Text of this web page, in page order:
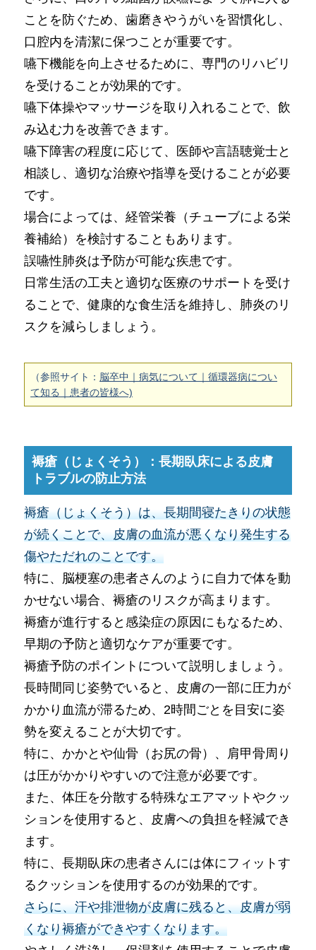
ことを防ぐため、歯磨きやうがいを習慣化し、
口腔内を清潔に保つことが重要です。
嚥下機能を向上させるために、専門のリハビリ
を受けることが効果的です。
嚥下体操やマッサージを取り入れることで、飲
み込む力を改善できます。
嚥下障害の程度に応じて、医師や言語聴覚士と
相談し、適切な治療や指導を受けることが必要
です。
場合によっては、経管栄養（チューブによる栄
養補給）を検討することもあります。
誤嚥性肺炎は予防が可能な疾患です。
日常生活の工夫と適切な医療のサポートを受け
ることで、健康的な食生活を維持し、肺炎のリ
スクを減らしましょう。
（参照サイト： 脳卒中｜病気について｜循環器病につい
て知る｜患者の皆様へ)
褥瘡（じょくそう）：長期臥床による皮膚
トラブルの防止方法
褥瘡（じょくそう）は、長期間寝たきりの状態
が続くことで、皮膚の血流が悪くなり発生する
傷やただれのことです。
特に、脳梗塞の患者さんのように自力で体を動
かせない場合、褥瘡のリスクが高まります。
褥瘡が進行すると感染症の原因にもなるため、
早期の予防と適切なケアが重要です。
褥瘡予防のポイントについて説明しましょう。
長時間同じ姿勢でいると、皮膚の一部に圧力が
かかり血流が滞るため、2時間ごとを目安に姿
勢を変えることが大切です。
特に、かかとや仙骨（お尻の骨）、肩甲骨周り
は圧がかかりやすいので注意が必要です。
また、体圧を分散する特殊なエアマットやクッ
ションを使用すると、皮膚への負担を軽減でき
ます。
特に、長期臥床の患者さんには体にフィットす
るクッションを使用するのが効果的です。
さらに、汗や排泄物が皮膚に残ると、皮膚が弱
くなり褥瘡ができやすくなります。